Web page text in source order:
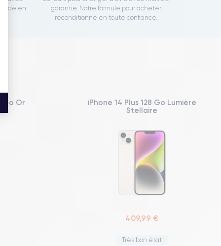
en
garantie. Notre formule pour acheter
reconditionné en toute confiance.
Go Or
iPhone 14 Plus 128 Go Lumière
Stellaire
409,99 €
Très bon état